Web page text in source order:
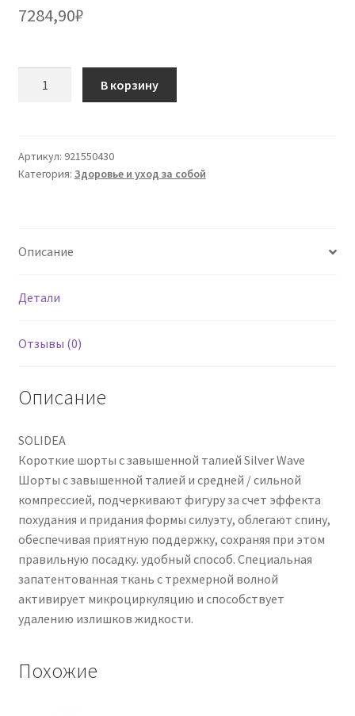
7284,90₽
Wave
с
1
S
В корзину
Артикул: 921550430
Категория: Здоровье и уход за собой
Описание
Детали
Отзывы (0)
Описание
SOLIDEA
Короткие шорты с завышенной талией Silver Wave
Шорты с завышенной талией и средней / сильной
компрессией, подчеркивают фигуру за счет эффекта
похудания и придания формы силуэту, облегают спину,
обеспечивая приятную поддержку, сохраняя при этом
правильную посадку. удобный способ. Специальная
запатентованная ткань с трехмерной волной
активирует микроциркуляцию и способствует
удалению излишков жидкости.
Похожие